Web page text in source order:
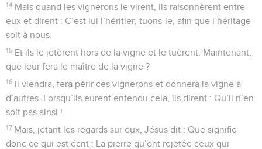
14 Mais quand les vignerons le virent, ils raisonnèrent entre
eux et dirent : C’est lui l’héritier, tuons-le, afin que l’héritage
soit à nous.
15 Et ils le jetèrent hors de la vigne et le tuèrent. Maintenant,
que leur fera le maître de la vigne ?
16 Il viendra, fera périr ces vignerons et donnera la vigne à
d’autres. Lorsqu’ils eurent entendu cela, ils dirent : Qu’il n’en
soit pas ainsi !
17 Mais, jetant les regards sur eux, Jésus dit : Que signifie
donc ce qui est écrit : La pierre qu’ont rejetée ceux qui